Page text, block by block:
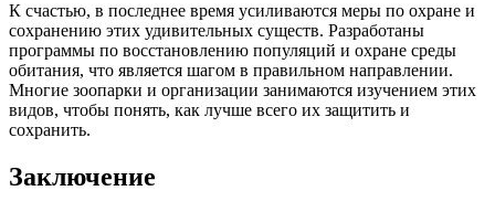
К счастью, в последнее время усиливаются меры по охране и
сохранению этих удивительных существ. Разработаны
программы по восстановлению популяций и охране среды
обитания, что является шагом в правильном направлении.
Многие зоопарки и организации занимаются изучением этих
видов, чтобы понять, как лучше всего их защитить и
сохранить.
Заключение